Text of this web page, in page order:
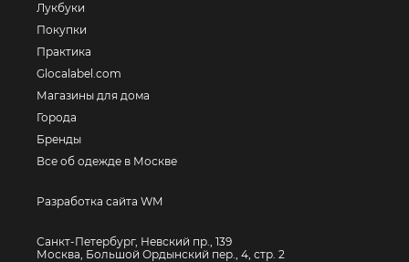
Лукбуки
Покупки
Практика
Glocalabel.com
Магазины для дома
Города
Бренды
Все об одежде в Москве
Разработка сайта WM
Санкт-Петербург, Невский пр., 139
Москва, Большой Ордынский пер., 4, стр. 2